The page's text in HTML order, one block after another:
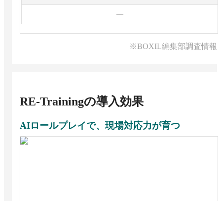
—
※BOXIL編集部調査情報
RE-Trainingの導入効果
AIロールプレイで、現場対応力が育つ